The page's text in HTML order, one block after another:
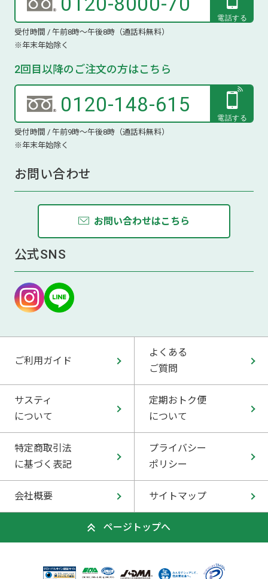
受付時間 / 午前8時～午後8時（通話料無料）
※年末年始除く
2回目以降のご注文の方はこちら
0120-148-615
受付時間 / 午前9時～午後8時（通話料無料）
※年末年始除く
お問い合わせ
お問い合わせはこちら
公式SNS
ご利用ガイド
よくある
ご質問
サスティ
について
定期おトク便
について
特定商取引法
に基づく表記
プライバシー
ポリシー
会社概要 サイトマップ
ページトップへ